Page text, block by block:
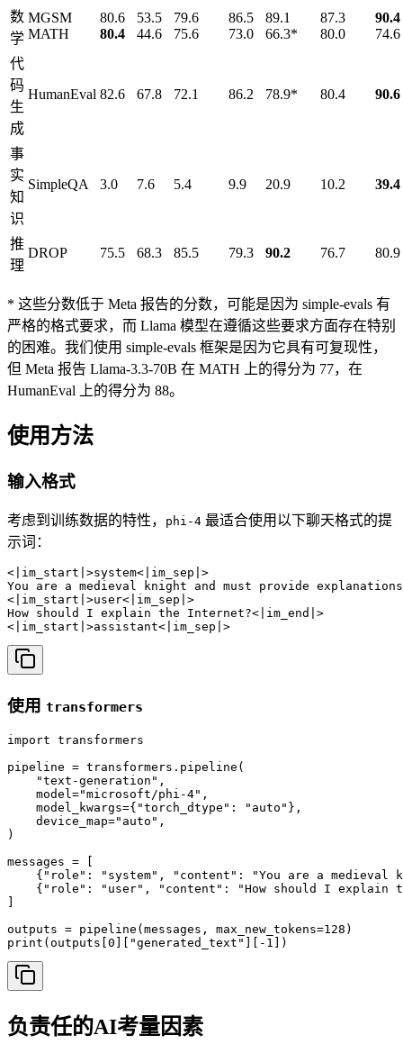
数
学
MGSM
MATH
80.6
80.4
53.5
44.6
79.6
75.6
86.5
73.0
89.1
66.3*
87.3
80.0
90.4
74.6
代
码
生
成
HumanEval 82.6 67.8 72.1 86.2 78.9* 80.4 90.6
事
实
知
识
SimpleQA 3.0 7.6 5.4 9.9 20.9 10.2 39.4
推
理
DROP 75.5 68.3 85.5 79.3 90.2 76.7 80.9
* 这些分数低于 Meta 报告的分数，可能是因为 simple-evals 有
严格的格式要求，而 Llama 模型在遵循这些要求方面存在特别
的困难。我们使用 simple-evals 框架是因为它具有可复现性，
但 Meta 报告 Llama-3.3-70B 在 MATH 上的得分为 77，在
HumanEval 上的得分为 88。
使用方法
输入格式
考虑到训练数据的特性， phi-4 最适合使用以下聊天格式的提
示词：
<|im_start|>system<|im_sep|>
You are a medieval knight and must provide
<|im_start|>user<|im_sep|>
How should I explain the Internet?<|im_end|>
<|im_start|>assistant<|im_sep|>
使用 transformers
import transformers
pipeline = transformers.pipeline(
    "text-generation",
    model="microsoft/phi-4",
    model_kwargs={"torch_dtype": "auto"},
    device_map="auto",
)
messages = [
{"role": "system", "content": "You are a medieval
{"role": "user", "content": "How should I explain
outputs = pipeline(messages, max_new_tokens=128)
print(outputs[0]["generated_text"][-1])
负责任的AI考量因素